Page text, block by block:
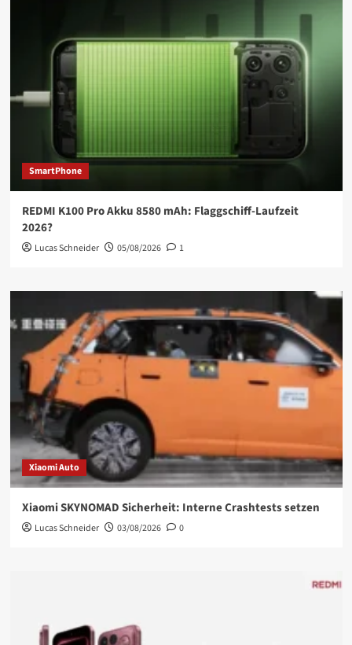
SmartPhone
REDMI K100 Pro Akku 8580 mAh: Flaggschiff-Laufzeit
2026?
Lucas Schneider 05/08/2026 1
Xiaomi Auto
Xiaomi SKYNOMAD Sicherheit: Interne Crashtests setzen
Lucas Schneider 03/08/2026 0